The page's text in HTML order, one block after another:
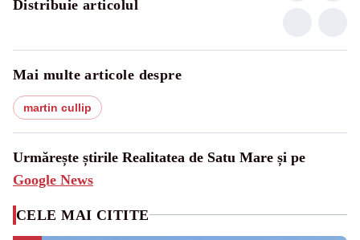
Distribuie articolul
Mai multe articole despre
martin cullip
Urmărește știrile Realitatea de Satu Mare și pe
Google News
CELE MAI CITITE